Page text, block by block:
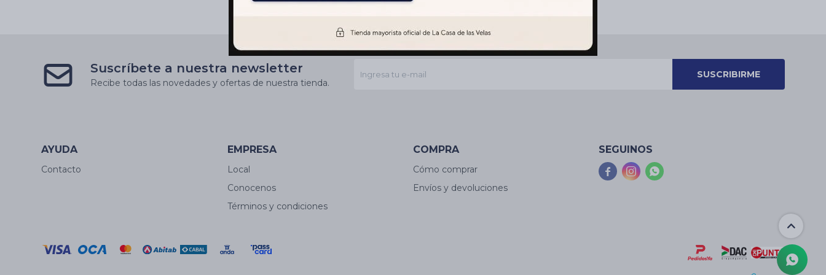
Suscríbete a nuestra newsletter
Recibe todas las novedades y ofertas de nuestra tienda.
SUSCRIBIRME
AYUDA
Contacto
EMPRESA
Local
Conocenos
Términos y condiciones
COMPRA
Cómo comprar
Envíos y devoluciones
SEGUINOS
  